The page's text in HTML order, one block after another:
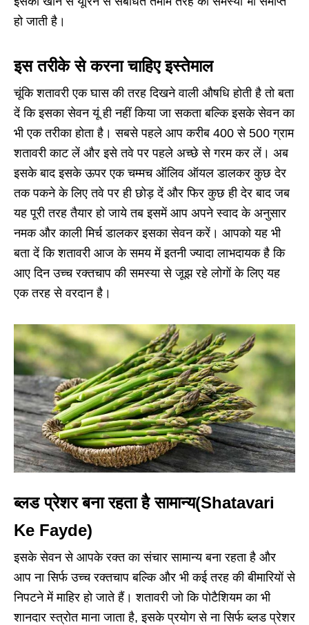
हो जाती है।
इस तरीके से करना चाहिए इस्तेमाल
चूंकि शतावरी एक घास की तरह दिखने वाली औषधि होती है तो बता
दें कि इसका सेवन यूं ही नहीं किया जा सकता बल्कि इसके सेवन का
भी एक तरीका होता है। सबसे पहले आप करीब 400 से 500 ग्राम
शतावरी काट लें और इसे तवे पर पहले अच्छे से गरम कर लें। अब
इसके बाद इसके ऊपर एक चम्मच ऑलिव ऑयल डालकर कुछ देर
तक पकने के लिए तवे पर ही छोड़ दें और फिर कुछ ही देर बाद जब
यह पूरी तरह तैयार हो जाये तब इसमें आप अपने स्वाद के अनुसार
नमक और काली मिर्च डालकर इसका सेवन करें। आपको यह भी
बता दें कि शतावरी आज के समय में इतनी ज्यादा लाभदायक है कि
आए दिन उच्च रक्तचाप की समस्या से जूझ रहे लोगों के लिए यह
एक तरह से वरदान है।
ब्लड प्रेशर बना रहता है सामान्य(Shatavari
Ke Fayde)
इसके सेवन से आपके रक्त का संचार सामान्य बना रहता है और
आप ना सिर्फ उच्च रक्तचाप बल्कि और भी कई तरह की बीमारियों से
निपटने में माहिर हो जाते हैं। शतावरी जो कि पोटैशियम का भी
शानदार स्त्रोत माना जाता है, इसके प्रयोग से ना सिर्फ ब्लड प्रेशर